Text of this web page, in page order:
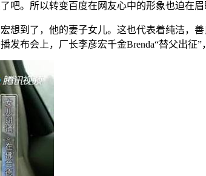
吧。所以转变百度在网友心中的形象也迫在眉
想到了，他的妻子女儿。这也代表着纯洁，
布会上，厂长李彦宏千金Brenda“替父出征